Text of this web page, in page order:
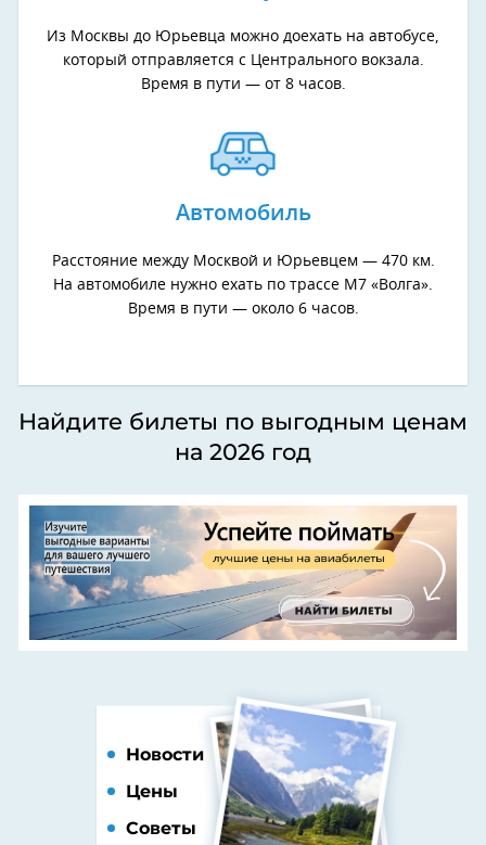
Из Москвы до Юрьевца можно доехать на автобусе,
который отправляется с Центрального вокзала.
Время в пути — от 8 часов.
Автомобиль
Расстояние между Москвой и Юрьевцем — 470 км.
На автомобиле нужно ехать по трассе М7 «Волга».
Время в пути — около 6 часов.
Найдите билеты по выгодным ценам
на 2026 год
Новости
Цены
Советы